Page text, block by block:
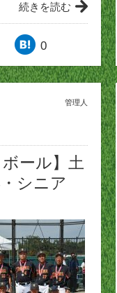
続きを読む
0
管理人
ボール】土
シニア